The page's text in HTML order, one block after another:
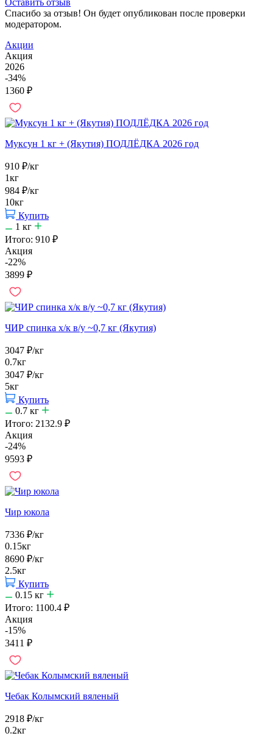
Спасибо за отзыв! Он будет опубликован после проверки
модератором.
Акции
Акция
2026
-34%
1360 ₽
Муксун 1 кг + (Якутия) ПОДЛЁДКА 2026 год
910 ₽/кг
1кг
984 ₽/кг
10кг
Купить
1 кг
Итого: 910 ₽
Акция
-22%
3899 ₽
ЧИР спинка х/к в/у ~0,7 кг (Якутия)
3047 ₽/кг
0.7кг
3047 ₽/кг
5кг
Купить
0.7 кг
Итого: 2132.9 ₽
Акция
-24%
9593 ₽
Чир юкола
7336 ₽/кг
0.15кг
8690 ₽/кг
2.5кг
Купить
0.15 кг
Итого: 1100.4 ₽
Акция
-15%
3411 ₽
Чебак Колымский вяленый
2918 ₽/кг
0.2кг